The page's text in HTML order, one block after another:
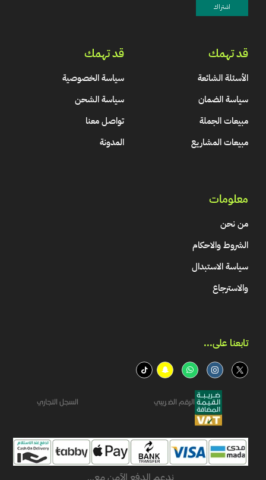
قد تهمك
الأسئلة الشائعة
سياسة الضمان
مبيعات الجملة
مبيعات المشاريع
قد تهمك
سياسة الخصوصية
سياسة الشحن
تواصل معنا
المدونة
معلومات
من نحن
الشروط والاحكام
سياسة الاستبدال
والاسترجاع
تابعنا على...​
الرقم الضريبي السجل التجاري